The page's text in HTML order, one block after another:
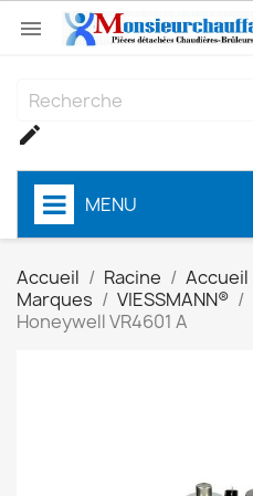


MENU
Accueil Racine Accueil
Marques
VIESSMANN®
Honeywell VR4601 A